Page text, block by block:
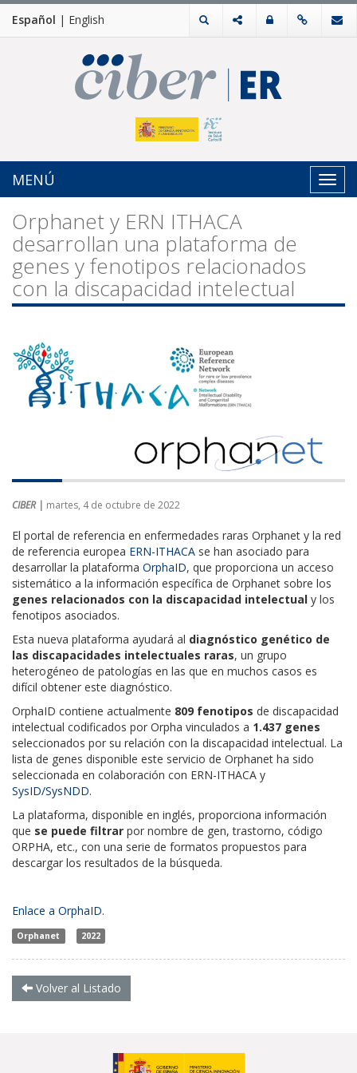
Español | English
MENÚ
Orphanet y ERN ITHACA
desarrollan una plataforma de
genes y fenotipos relacionados
con la discapacidad intelectual
CIBER | martes, 4 de octubre de 2022
El portal de referencia en enfermedades raras Orphanet y la red
de referencia europea ERN-ITHACA se han asociado para
desarrollar la plataforma OrphaID, que proporciona un acceso
sistemático a la información específica de Orphanet sobre los
genes relacionados con la discapacidad intelectual y los
fenotipos asociados.
Esta nueva plataforma ayudará al diagnóstico genético de
las discapacidades intelectuales raras, un grupo
heterogéneo de patologías en las que en muchos casos es
difícil obtener este diagnóstico.
OrphaID contiene actualmente 809 fenotipos de discapacidad
intelectual codificados por Orpha vinculados a 1.437 genes
seleccionados por su relación con la discapacidad intelectual. La
lista de genes disponible este servicio de Orphanet ha sido
seleccionada en colaboración con ERN-ITHACA y
SysID/SysNDD.
La plataforma, disponible en inglés, proporciona información
que se puede filtrar por nombre de gen, trastorno, código
ORPHA, etc., con una serie de formatos propuestos para
descargar los resultados de la búsqueda.
Enlace a OrphaID.
Orphanet 2022
Volver al Listado